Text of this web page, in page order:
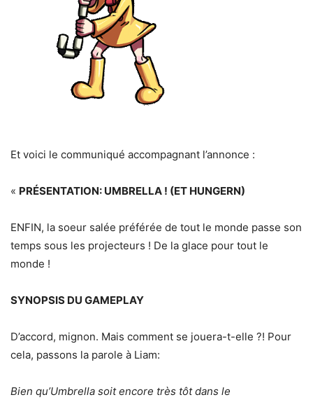
Et voici le communiqué accompagnant l’annonce :
« PRÉSENTATION: UMBRELLA ! (ET HUNGERN)
ENFIN, la soeur salée préférée de tout le monde passe son
temps sous les projecteurs ! De la glace pour tout le
monde !
SYNOPSIS DU GAMEPLAY
D’accord, mignon. Mais comment se jouera-t-elle ?! Pour
cela, passons la parole à Liam:
Bien qu’Umbrella soit encore très tôt dans le